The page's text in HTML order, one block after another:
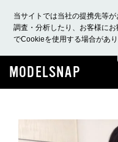
当サイトでは当社の提携先等
調査・分析したり、お客様に
でCookieを使用する場合があり
ホーム モデル募集
MODELSNAP